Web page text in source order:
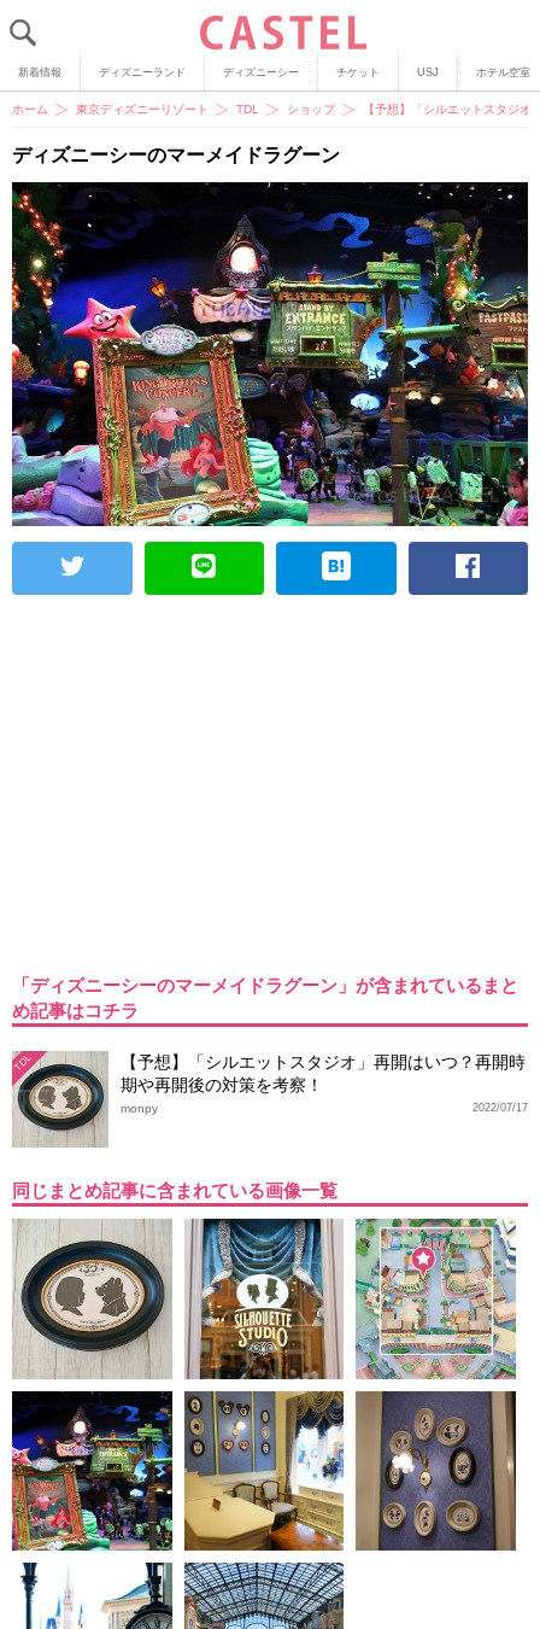
新着情報 ディズニーランド ディズニーシー チケット USJ ホテル空室
ホーム 東京ディズニーリゾート TDL ショップ 【予想】「シルエットスタジ
ディズニーシーのマーメイドラグーン
「ディズニーシーのマーメイドラグーン」が含まれているまと
め記事はコチラ
TDL
【予想】「シルエットスタジオ」再開はいつ？再開時
期や再開後の対策を考察！
2022/07/17
monpy
同じまとめ記事に含まれている画像一覧